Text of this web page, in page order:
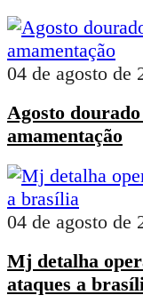
04 de agosto de
Agosto
amamentação
04 de agosto de
Mj detalha
ataques a